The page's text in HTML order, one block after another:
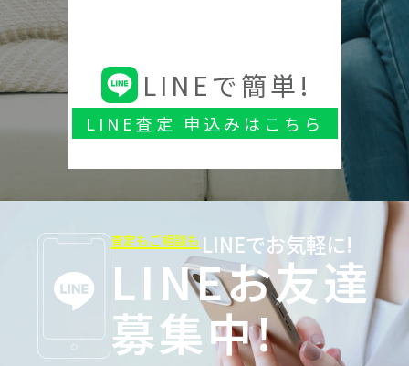
LINEで簡単!
LINE査定 申込みはこちら
査定もご相談も LINEでお気軽に!
LINEお友達
募集中!